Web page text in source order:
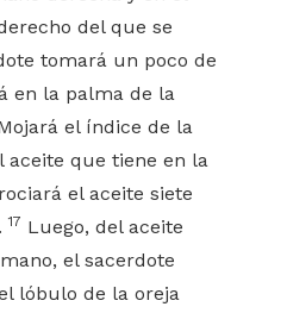
del que se
tomará un poco de
en la palma de la
el índice de la
aceite que tiene en la
el aceite siete
17 Luego, del aceite
el sacerdote
lóbulo de la oreja